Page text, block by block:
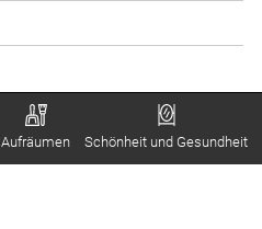
Aufräumen Schönheit und Gesundheit